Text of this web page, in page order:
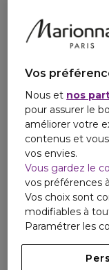
LA FORMULE
Une formule
transforme en une
Vos
Nous et nos
pour assurer le
améliorer votre
contenus et
vos envies.
Vous gardez le
vos préférences
Vos choix sont
modifiables à
Paramétrer les